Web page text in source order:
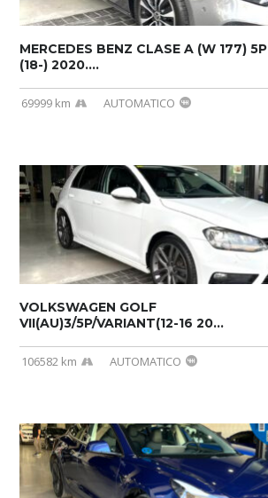
MERCEDES BENZ CLASE A (W 177) 5P
(18-) 2020....
69999 km AUTOMATICO
VOLKSWAGEN GOLF
VII(AU)3/5P/VARIANT(12-16 20...
106582 km AUTOMATICO